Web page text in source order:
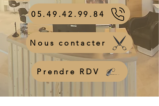
05.49.42.99.84
Nous contacter
Prendre RDV